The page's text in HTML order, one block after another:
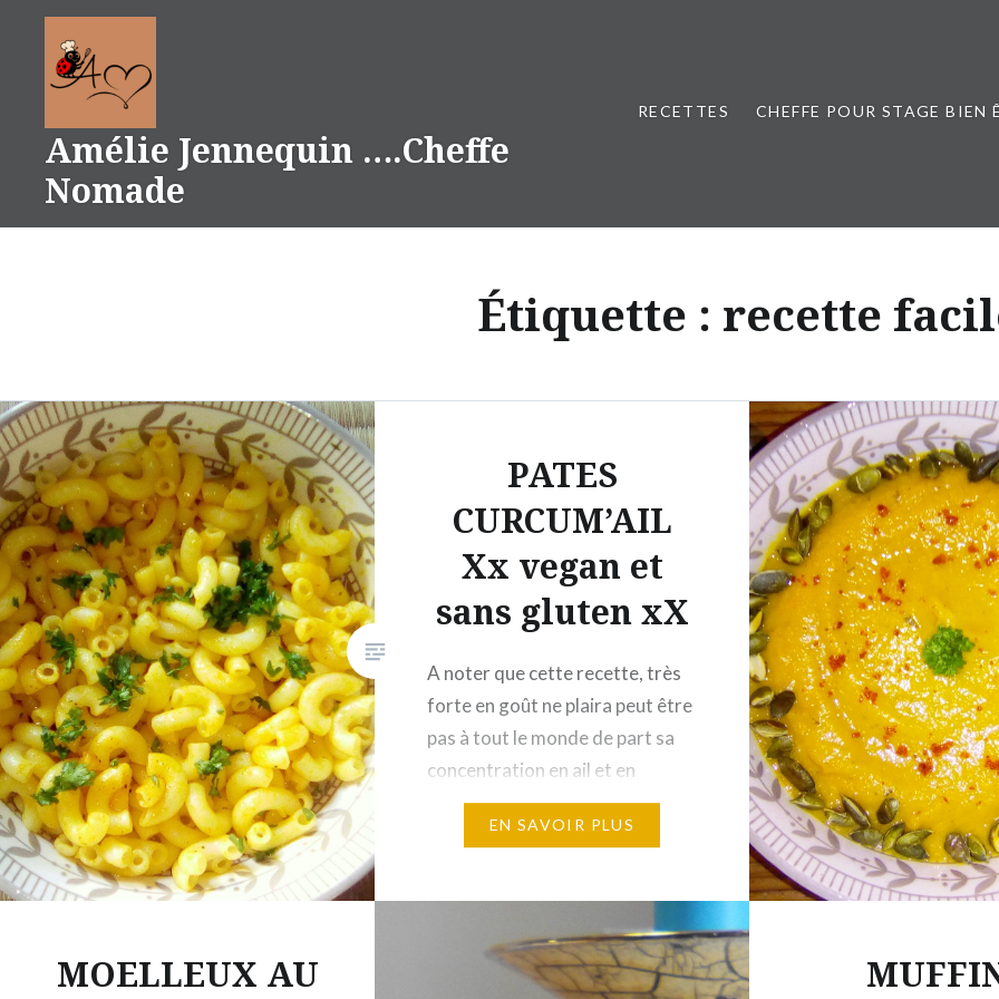
contenu
Amélie Jennequin ….Cheffe
Nomade
RECETTES CHEFFE POUR STAGE BIEN
Étiquette : recette
PATES
CURCUM’AIL
Xx vegan et
sans gluten xX
A noter que cette recette, très
forte en goût ne plaira peut être
pas à tout le monde de part sa
concentration en ail et en
curcuma, mais ses effets
mystiques sur la digestion sont
prépare t-on cette recette ? A
toutes les saisons… Par temps
de flegme… Coût de…
EN SAVOIR PLUS
MOELLEUX AU